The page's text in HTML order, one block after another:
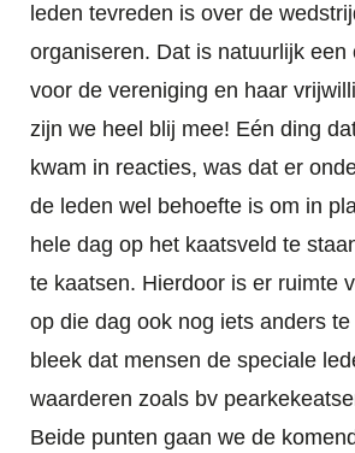
leden tevreden is over de
organiseren. Dat is natuurlijk een
voor de vereniging en haar
zijn we heel blij mee! Eén ding
kwam in reacties, was dat er
de leden wel behoefte is om in
hele dag op het kaatsveld te
te kaatsen. Hierdoor is er ruimte
op die dag ook nog iets anders
bleek dat mensen de speciale
waarderen zoals bv
Beide punten gaan we de